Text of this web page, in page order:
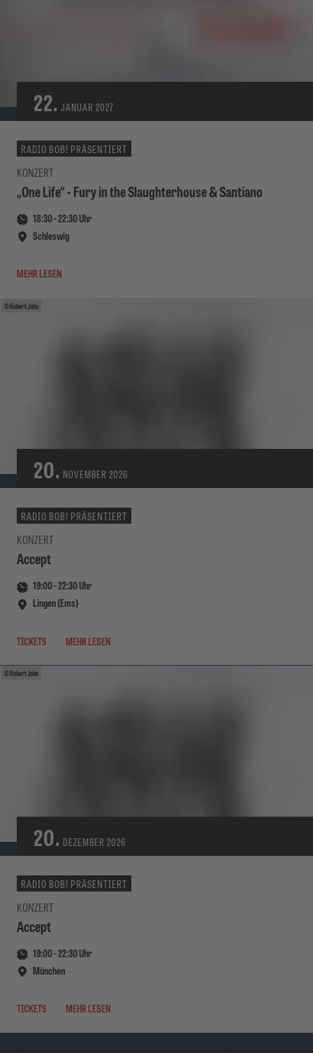
22. JANUAR 2027
RADIO BOB! PRÄSENTIERT
KONZERT
„One Life“ - Fury in the Slaughterhouse & Santiano
18:30-22:30Uhr
Schleswig
MEHR LESEN
Robert John
20. NOVEMBER 2026
RADIO BOB! PRÄSENTIERT
KONZERT
Accept
19:00-22:30Uhr
Lingen (Ems)
TICKETS MEHR LESEN
Robert John
20. DEZEMBER 2026
RADIO BOB! PRÄSENTIERT
KONZERT
Accept
19:00-22:30Uhr
München
TICKETS MEHR LESEN